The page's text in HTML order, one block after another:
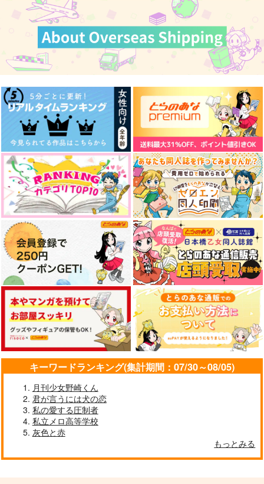
キーワードランキング(集計期間：07/30～08/05)
月刊少女野崎くん
君が言うには犬の恋
私の愛する圧制者
私立メロ高等学校
灰色と赤
もっとみる